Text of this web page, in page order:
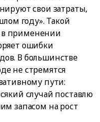
свои затраты,
году». Такой
применении
ошибки
В большинстве
не стремятся
пути:
случай поставлю
запасом на рост